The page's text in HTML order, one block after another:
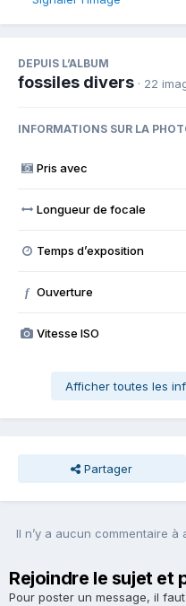
DEPUIS L’ALBUM
fossiles divers · 22
INFORMATIONS SUR LA
Pris avec
Longueur de focale
Temps d’exposition
f Ouverture
Vitesse ISO
Afficher toutes les
Partager
Il n’y a aucun commentaire à
Rejoindre le sujet et
Pour poster un message, il